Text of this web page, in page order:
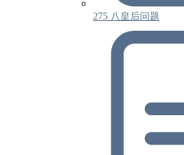
275 八皇后问题